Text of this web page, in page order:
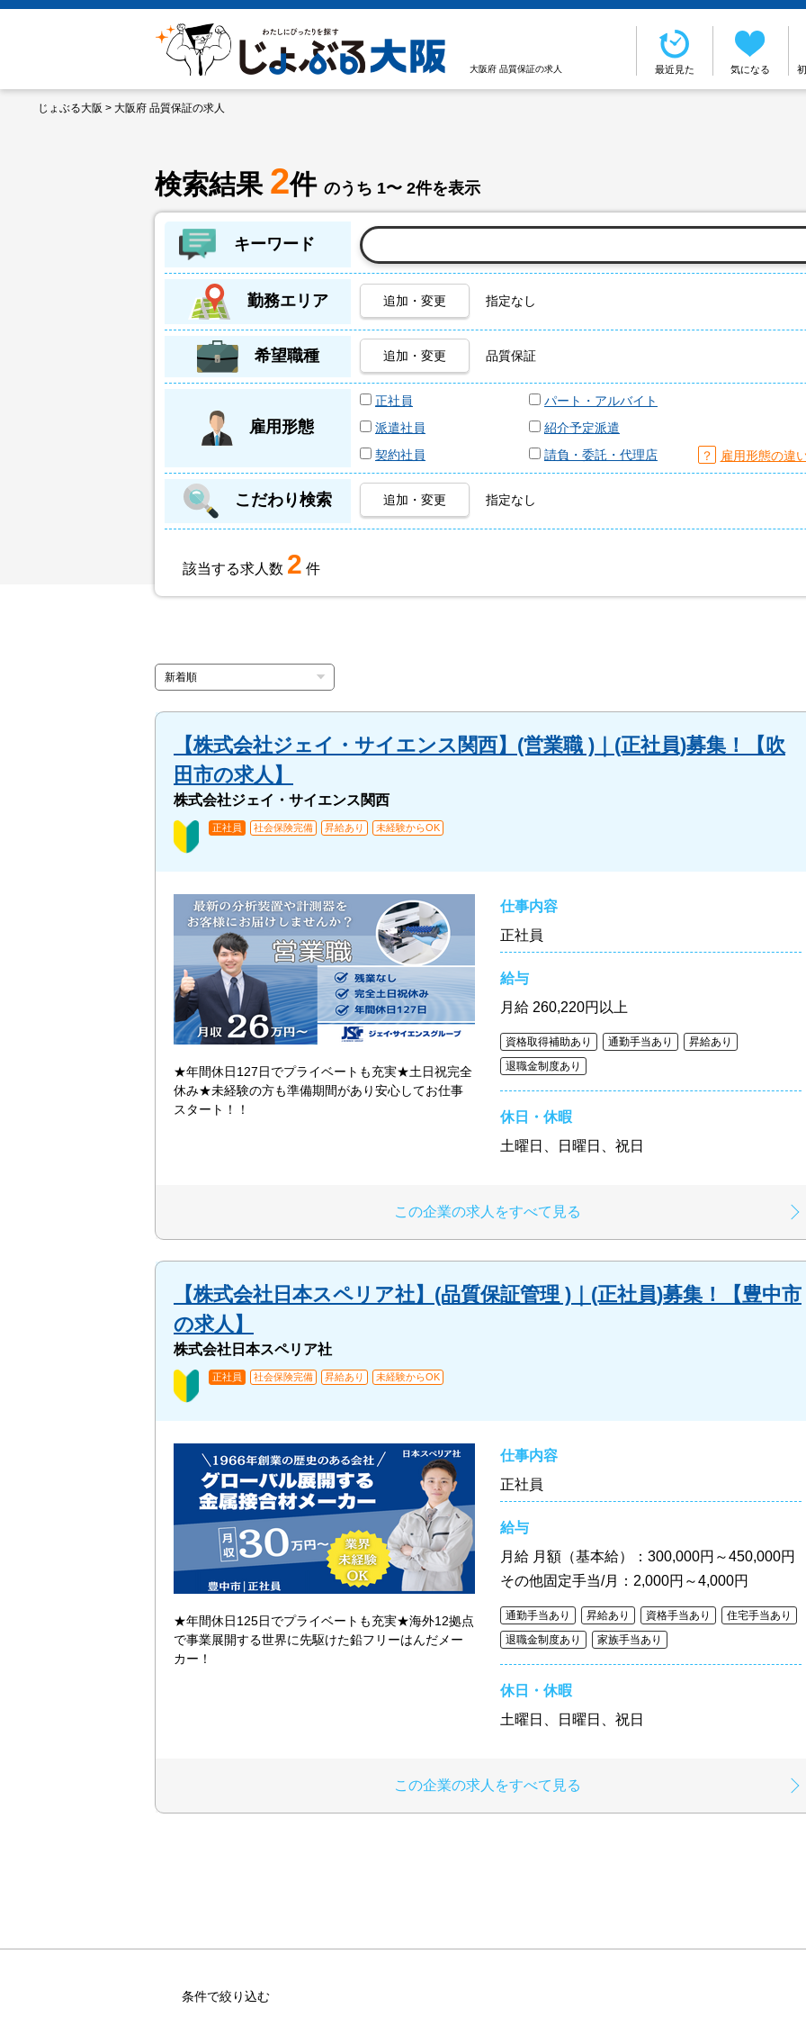
大阪府 品質保証の求人 最近見た 気になる
じょぶる大阪 > 大阪府 品質保証の求人
検索結果 2件 のうち 1〜 2件を表示
キーワード
勤務エリア 追加・変更 指定なし
希望職種 追加・変更 品質保証
雇用形態
正社員
パート・アルバイト
派遣社員
紹介予定派遣
契約社員
請負・委託・代理店 ？ 雇用形態の違
こだわり検索 追加・変更 指定なし
該当する求人数 2 件
【株式会社ジェイ・サイエンス関西】(営業職 )｜(正社員)募集！【吹
田市の求人】
株式会社ジェイ・サイエンス関西
正社員 社会保険完備 昇給あり 未経験からOK
★年間休日127日でプライベートも充実★土日祝完全
休み★未経験の方も準備期間があり安心してお仕事
スタート！！
仕事内容
正社員
給与
月給 260,220円以上
資格取得補助あり 通勤手当あり
昇給あり
退職金制度あり
休日・休暇
土曜日、日曜日、祝日
この企業の求人をすべて見る
【株式会社日本スペリア社】(品質保証管理 )｜(正社員)募集！【豊中市
の求人】
株式会社日本スペリア社
正社員 社会保険完備 昇給あり 未経験からOK
★年間休日125日でプライベートも充実★海外12拠点
で事業展開する世界に先駆けた鉛フリーはんだメー
カー！
仕事内容
正社員
給与
月給 月額（基本給）：300,000円～450,000円
その他固定手当/月：2,000円～4,000円
通勤手当あり 昇給あり 資格手当あり
住宅手当あり
退職金制度あり
家族手当あり
休日・休暇
土曜日、日曜日、祝日
この企業の求人をすべて見る
条件で絞り込む